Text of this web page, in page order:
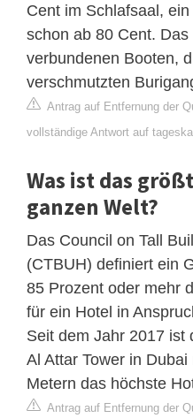
Cent im Schlafsaal,
schon ab 80 Cent.
verbundenen Booten,
verschmutzten
Antrag auf Entfernung der
vollständige Antwort auf
Was ist das
ganzen Welt?
Das Council on Tall
(CTBUH) definiert ein
85 Prozent oder mehr
für ein Hotel in
Seit dem Jahr 2017 ist
Al Attar Tower in
Metern das höchste
Antrag auf Entfernung der